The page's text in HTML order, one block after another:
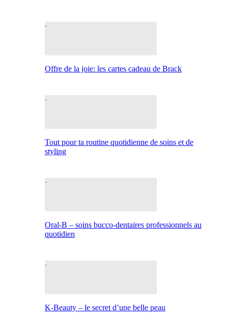
Offre de la joie: les cartes cadeau de Brack
Tout pour ta routine quotidienne de soins et de
styling
Oral-B – soins bucco-dentaires professionnels au
quotidien
K-Beauty – le secret d’une belle peau